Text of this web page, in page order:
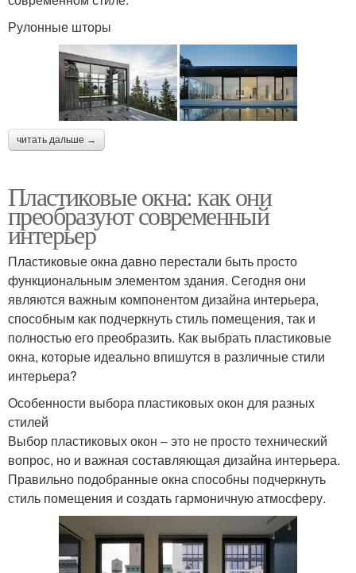
Рулонные шторы
читать дальше →
Пластиковые окна: как они
преобразуют современный
интерьер
Пластиковые окна давно перестали быть просто
функциональным элементом здания. Сегодня они
являются важным компонентом дизайна интерьера,
способным как подчеркнуть стиль помещения, так и
полностью его преобразить. Как выбрать пластиковые
окна, которые идеально впишутся в различные стили
интерьера?
Особенности выбора пластиковых окон для разных
стилей
Выбор пластиковых окон – это не просто технический
вопрос, но и важная составляющая дизайна интерьера.
Правильно подобранные окна способны подчеркнуть
стиль помещения и создать гармоничную атмосферу.